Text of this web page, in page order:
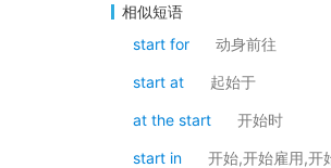
相似短语
start for
动身前往
start at 起始于
at the start 开始时
start in 开始,开始雇用,开